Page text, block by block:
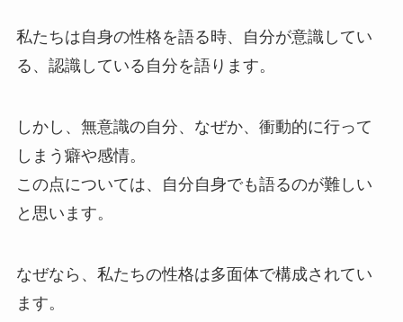
私たちは自身の性格を語る時、自分が意識してい
る、認識している自分を語ります。
しかし、無意識の自分、なぜか、衝動的に行って
しまう癖や感情。
この点については、自分自身でも語るのが難しい
と思います。
なぜなら、私たちの性格は多面体で構成されてい
ます。